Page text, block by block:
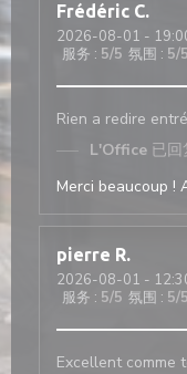
Frédéric C
2026-08-01 -
服务 : 5/5 氛围 : 5/5
Rien a redire
L'Office 已回
Merci beaucoup !
pierre R
2026-08-01 -
服务 : 5/5 氛围 : 5/5
Excellent comme